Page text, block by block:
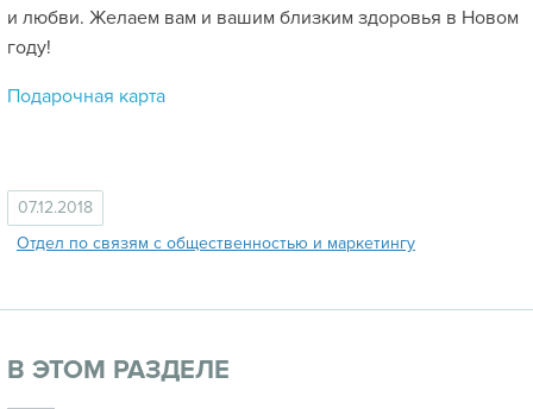
и любви. Желаем вам и вашим близким здоровья в Новом
году!
Подарочная карта
07.12.2018
Отдел по связям с общественностью и маркетингу
В ЭТОМ РАЗДЕЛЕ